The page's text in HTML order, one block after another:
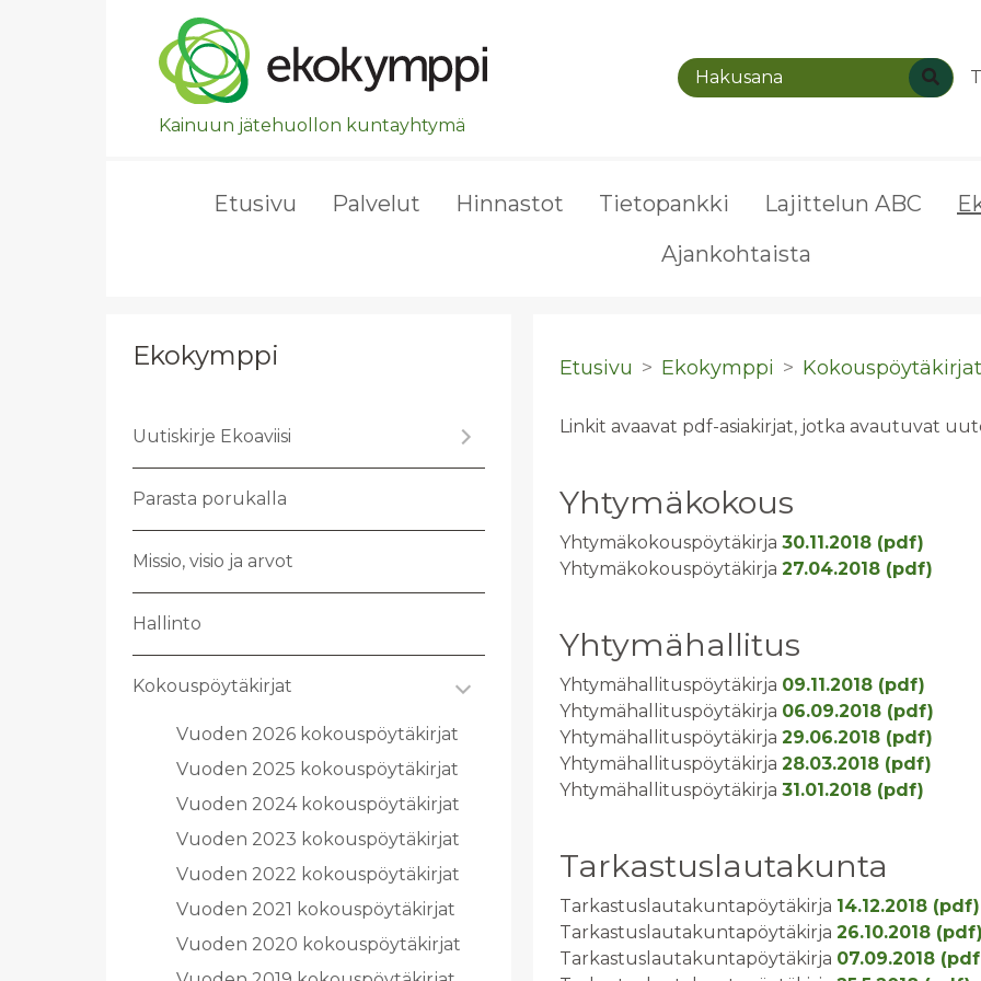
Ohita valikko, siirry suoraan pääsisältöön.
Kainuun jätehuollon kuntayhtymä
Etusivu Palvelut Hinnastot Tietopankki Lajittelun ABC
Ajankohtaista
Ekokymppi
Uu­tis­kir­je Ekoa­vii­si
Pa­ras­ta po­ru­kal­la
Mis­sio, visio ja arvot
Hal­lin­to
Ko­kous­pöy­tä­kir­jat
Vuo­den 2026 ko­kous­pöy­tä­kir­jat
Vuo­den 2025 ko­kous­pöy­tä­kir­jat
Vuo­den 2024 ko­kous­pöy­tä­kir­jat
Vuo­den 2023 ko­kous­pöy­tä­kir­jat
Vuo­den 2022 ko­kous­pöy­tä­kir­jat
Vuo­den 2021 ko­kous­pöy­tä­kir­jat
Vuo­den 2020 ko­kous­pöy­tä­kir­jat
Etusivu Ekokymppi Kokouspöytäkirjat
Linkit avaavat pdf-asiakirjat, jotka avautuvat
Yhtymäkokous
Yhtymäkokouspöytäkirja 30.11.2018 (pdf)
Yhtymäkokouspöytäkirja 27.04.2018 (pdf)
Yhtymähallitus
Yhtymähallituspöytäkirja 09.11.2018 (pdf)
Yhtymähallituspöytäkirja 06.09.2018 (pdf)
Yhtymähallituspöytäkirja 29.06.2018 (pdf)
Yhtymähallituspöytäkirja 28.03.2018 (pdf)
Yhtymähallituspöytäkirja 31.01.2018 (pdf)
Tarkastuslautakunta
Tarkastuslautakuntapöytäkirja 14.12.2018 (pdf)
Tarkastuslautakuntapöytäkirja 26.10.2018
Tarkastuslautakuntapöytäkirja 07.09.2018